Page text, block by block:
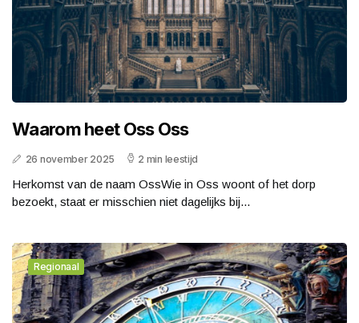
Waarom heet Oss Oss
26 november 2025 2 min leestijd
Herkomst van de naam OssWie in Oss woont of het dorp
bezoekt, staat er misschien niet dagelijks bij...
Regionaal